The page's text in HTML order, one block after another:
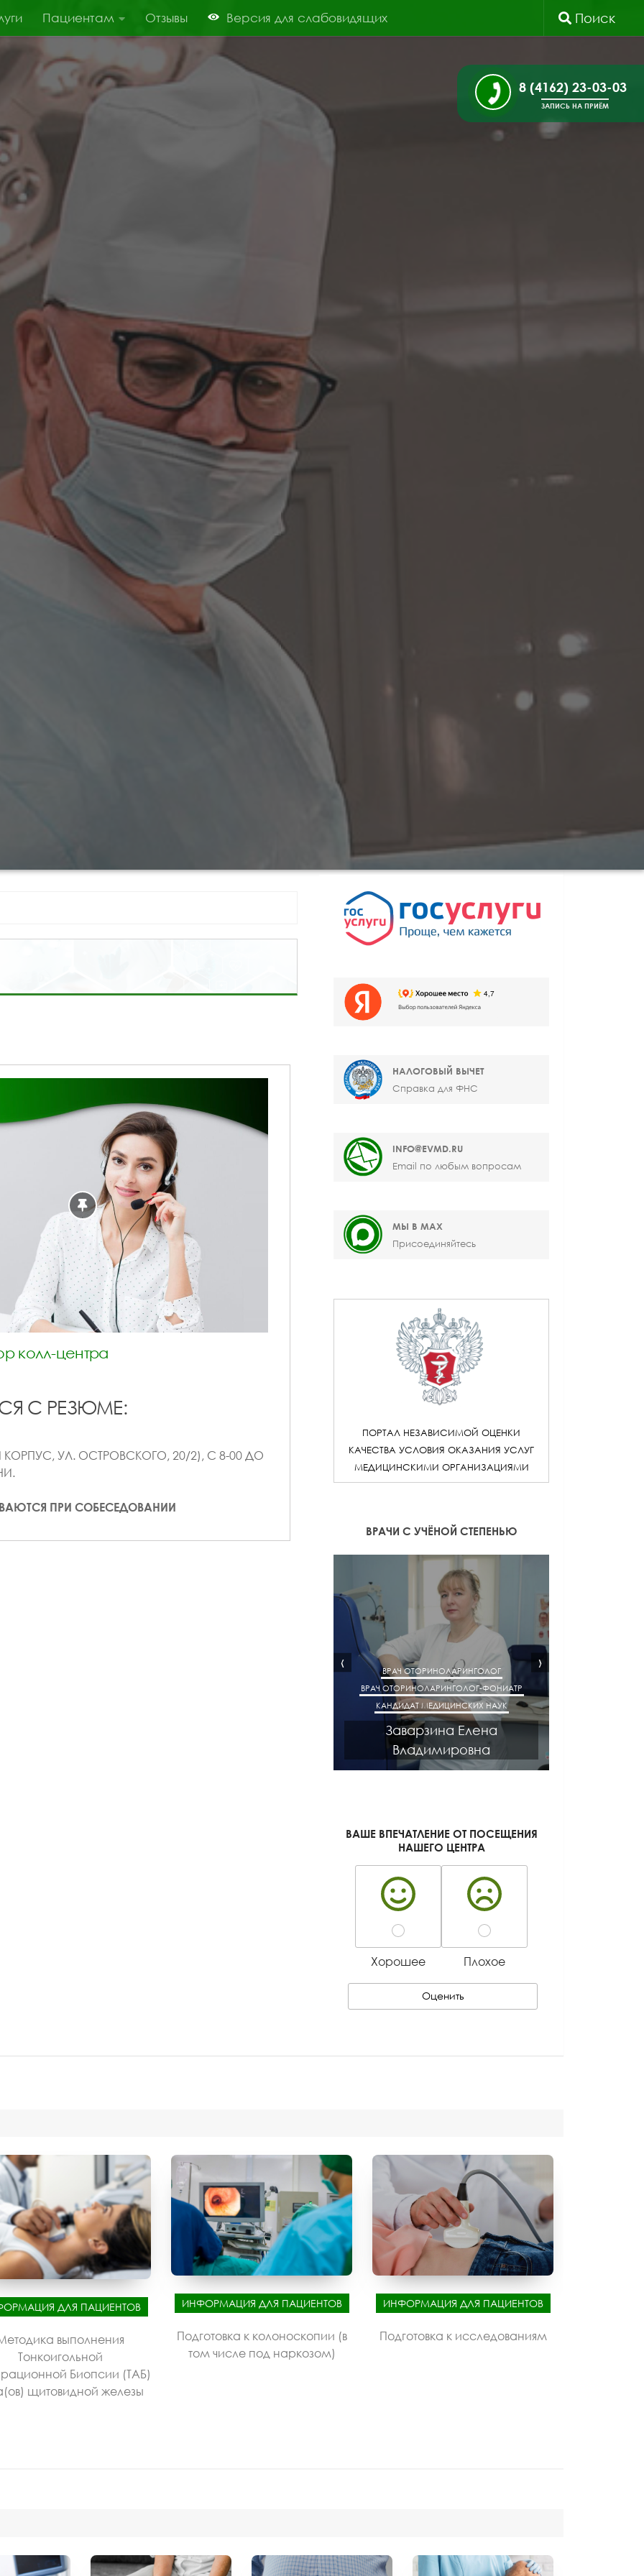
Пациентам Отзывы Версия для слабовидящих Поиск
8 (4162) 23-03-03
ЗАПИСЬ НА ПРИЁМ
колл-центра
С РЕЗЮМЕ:
КОРПУС, УЛ. ОСТРОВСКОГО, 20/2), С 8-00 ДО
ПРИ СОБЕСЕДОВАНИИ
НАЛОГОВЫЙ ВЫЧЕТ
Справка для ФНС
INFO@EVMD.RU
Email по любым вопросам
МЫ В MAX
Присоединяйтесь
ПОРТАЛ НЕЗАВИСИМОЙ ОЦЕНКИ
КАЧЕСТВА УСЛОВИЯ ОКАЗАНИЯ УСЛУГ
МЕДИЦИНСКИМИ ОРГАНИЗАЦИЯМИ
ВРАЧИ С УЧЁНОЙ СТЕПЕНЬЮ
ВРАЧ АКУШЕР-ГИНЕКОЛОГ
КАНДИДАТ МЕДИЦИНСКИХ НАУК
Киселева Галина
Геннадьевна
‹ ›
ВАШЕ ВПЕЧАТЛЕНИЕ ОТ ПОСЕЩЕНИЯ
НАШЕГО ЦЕНТРА
Хорошее Плохое
Оценить
ДЛЯ ПАЦИЕНТОВ
выполнения
Тонкоигольной
Биопсии (ТАБ)
щитовидной железы
ИНФОРМАЦИЯ ДЛЯ ПАЦИЕНТОВ
Подготовка к колоноскопии (в
том числе под наркозом)
ИНФОРМАЦИЯ ДЛЯ ПАЦИЕНТОВ
Подготовка к исследованиям